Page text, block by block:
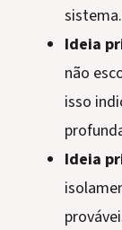
sistema.
Ideia
não
isso
Ideia